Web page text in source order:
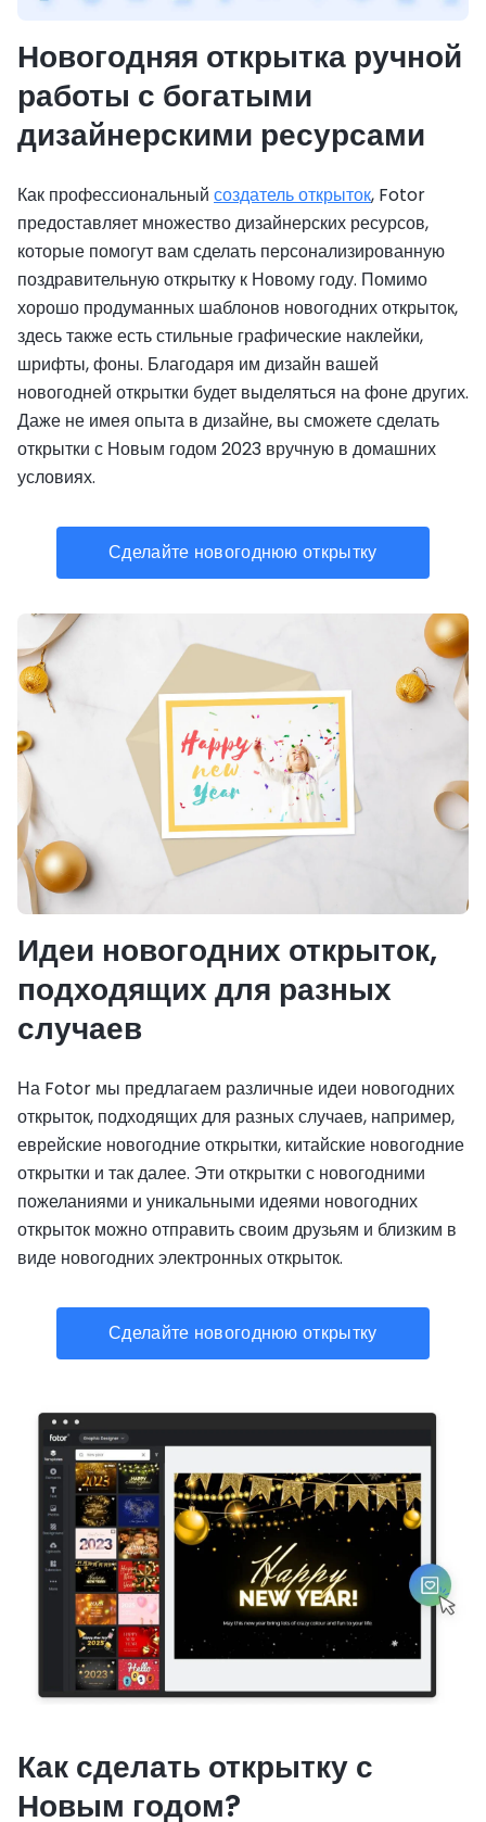
Новогодняя открытка ручной
работы с богатыми
дизайнерскими ресурсами
Как профессиональный создатель открыток, Fotor
предоставляет множество дизайнерских ресурсов,
которые помогут вам сделать персонализированную
поздравительную открытку к Новому году. Помимо
хорошо продуманных шаблонов новогодних открыток,
здесь также есть стильные графические наклейки,
шрифты, фоны. Благодаря им дизайн вашей
новогодней открытки будет выделяться на фоне других.
Даже не имея опыта в дизайне, вы сможете сделать
открытки с Новым годом 2023 вручную в домашних
условиях.
Сделайте новогоднюю открытку
Идеи новогодних открыток,
подходящих для разных
случаев
На Fotor мы предлагаем различные идеи новогодних
открыток, подходящих для разных случаев, например,
еврейские новогодние открытки, китайские новогодние
открытки и так далее. Эти открытки с новогодними
пожеланиями и уникальными идеями новогодних
открыток можно отправить своим друзьям и близким в
виде новогодних электронных открыток.
Сделайте новогоднюю открытку
Как сделать открытку с
Новым годом?